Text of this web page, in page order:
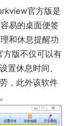
官方版是
易的桌面便签
和休息提醒功
版不仅可以有
置休息时间、
，此外该软件